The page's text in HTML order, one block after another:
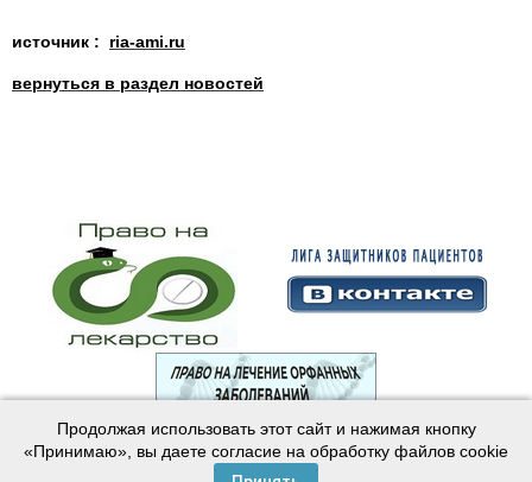
источник : ria-ami.ru
вернуться в раздел новостей
© 2003—2024 Лига защитников пациентов
Создание сайта — Интернет-студияМайер
Продолжая использовать этот сайт и нажимая кнопку
«Принимаю», вы даете согласие на обработку файлов cookie